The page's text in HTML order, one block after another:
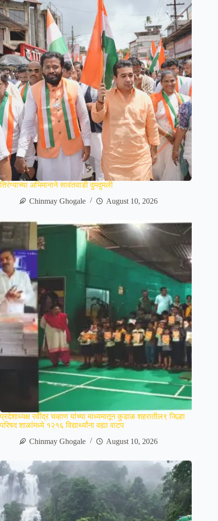
तिरंग्याच्या अभिमानाने सावंतवाडी दुमदुमली
Chinmay Ghogale
August 10, 2026
प्रदेशाध्यक्ष रवींद्र चव्हाण यांच्या माध्यमातून कुडाळ शहरातील९ जिल्हा
परिषद शाळांमध्ये १२१६ विद्यार्थ्यांना वह्या वाटप
Chinmay Ghogale
August 10, 2026